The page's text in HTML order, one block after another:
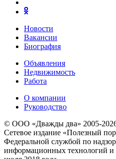
Новости
Вакансии
Биография
Объявления
Недвижимость
Работа
О компании
Руководство
© ООО «Дважды два» 2005-
Сетевое издание «Полезный
Федеральной службой по
информационных технологий